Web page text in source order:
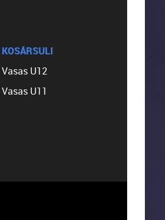
KOSÁRSULI
Vasas U12
Vasas U11